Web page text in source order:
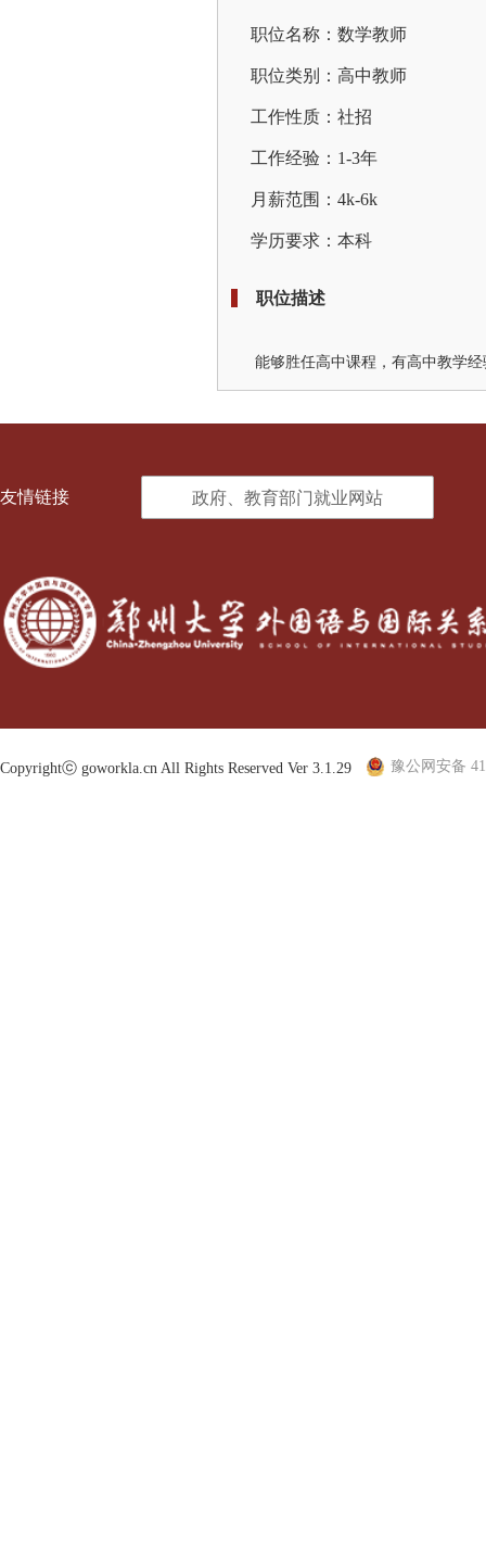
职位名称：数学教师
职位类别：高中教师
工作性质：社招
工作经验：1-3年
月薪范围：4k-6k
学历要求：本科
职位描述
能够胜任高中课程，有高中教学
友情链接 政府、教育部门就业网站
Copyrightⓒ goworkla.cn All Rights Reserved Ver 3.1.29 豫公网安备